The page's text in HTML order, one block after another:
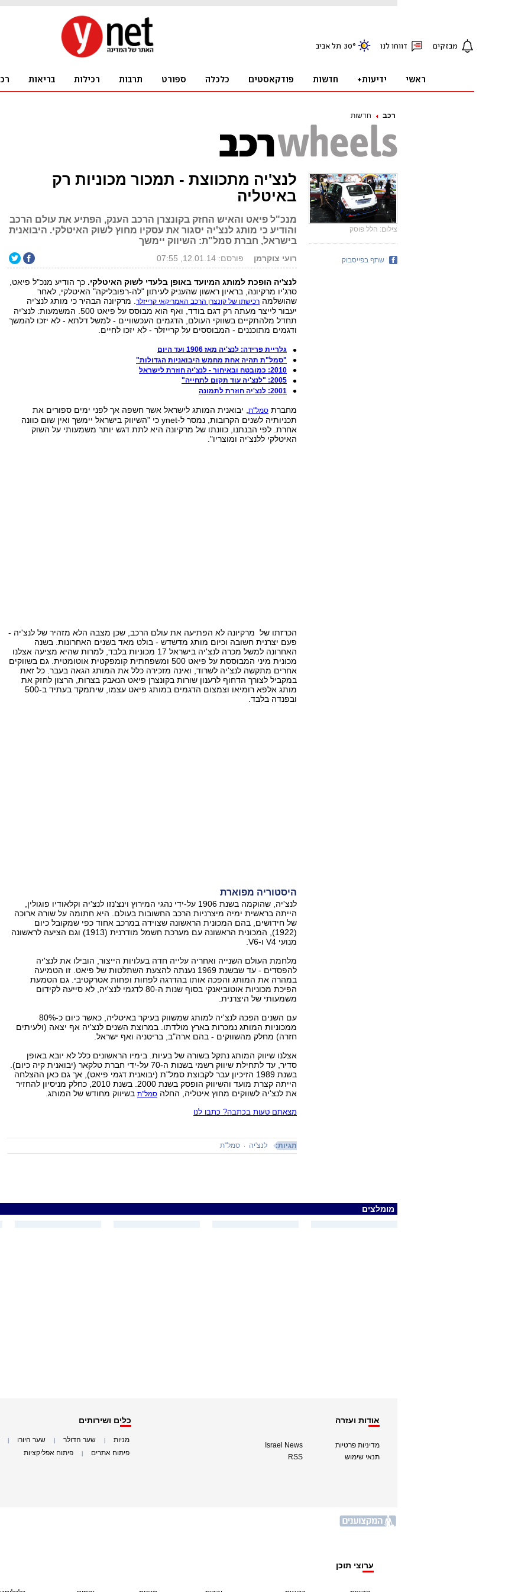
רכב חדשות
לנצ'יה מתכווצת - תמכור מכוניות רק
באיטליה
מנכ"ל פיאט והאיש החזק בקונצרן הרכב הענק, הפתיע את עולם הרכב
והודיע כי מותג לנצ'יה יסגור את עסקיו מחוץ לשוק האיטלקי. היבואנית
בישראל, חברת סמל"ת: השיווק יימשך
רועי צוקרמן פורסם: 12.01.14, 07:55
לנצ'יה הופכת למותג המיועד באופן בלעדי לשוק האיטלקי. כך הודיע מנכ"ל פיאט,
סרג'יו מרקיונה, בראיון ראשון שהעניק לעיתון "לה-רפובליקה" האיטלקי, לאחר
שהושלמה רכישתו של קונצרן הרכב האמריקאי קרייזלר. מרקיונה הבהיר כי מותג לנצ'יה
יעבור לייצר מעתה רק דגם בודד, ואף הוא מבוסס על פיאט 500. המשמעות: לנצ'יה
תחדל מלהתקיים בשווקי העולם, הדגמים העכשוויים - למשל דלתא - לא יזכו להמשך
ודגמים מתוכננים - המבוססים על קרייזלר - לא יזכו לחיים.
גלריית פרידה: לנצ'יה מאז 1906 ועד היום
"סמל"ת תהיה אחת מחמש היבואניות הגדולות"
2010: כמובטח ובאיחור - לנצ'יה חוזרת לישראל
2005: "לנצ'יה עוד תקום לתחייה"
2001: לנצ'יה חוזרת לתמונה
מחברת סמל"ת, יבואנית המותג לישראל אשר חשפה אך לפני ימים ספורים את
תכניותיה לשנים הקרובות, נמסר ל-ynet כי "השיווק בישראל יימשך ואין שום כוונה
אחרת. לפי הבנתנו, כוונתו של מרקיונה היא לתת דגש יותר משמעותי על השוק
האיטלקי ללנצ'יה ומוצריו".
הכרזתו של מרקיונה לא הפתיעה את עולם הרכב, שכן מצבה הלא מזהיר של לנצ'יה -
פעם יצרנית חשובה וכיום מותג מדשדש - בולט מאד בשנים האחרונות. בשנה
האחרונה למשל מכרה לנצ'יה בישראל 17 מכוניות בלבד, למרות שהיא מציעה אצלנו
מכונית מיני המבוססת על פיאט 500 ומשפחתית קומפקטית אוטומטית. גם בשווקים
אחרים מתקשה לנצ'יה לשרוד, ואינה מזכירה כלל את המותג הגאה בעבר. כל זאת
במקביל לצורך הדחוף לרענון שורות בקונצרן פיאט הנאבק בצרות, הרצון לחזק את
מותג אלפא רומיאו וצמצום הדגמים במותג פיאט עצמו, שיתמקד בעתיד ב-500
ובפנדה בלבד.
היסטוריה מפוארת
לנצ'יה, שהוקמה בשנת 1906 על-ידי נהגי המירוץ וינצ'נזו לנצ'יה וקלאודיו פוגולין,
הייתה בראשית ימיה מיצרניות הרכב החשובות בעולם. היא חתומה על שורה ארוכה
של חידושים, בהם המכונית הראשונה שצוידה במרכב אחוד כפי שמקובל כיום
(1922), המכונית הראשונה עם מערכת חשמל מודרנית (1913) וגם הציעה לראשונה
מנועי V4 ו-V6.
מלחמת העולם השנייה ואחריה עלייה חדה בעלויות הייצור, הובילו את לנצ'יה
להפסדים - עד שבשנת 1969 נענתה להצעת השתלטות של פיאט. זו הטמיעה
במהרה את המותג והפכה אותו בהדרגה לפחות ופחות אטרקטיבי. גם הטמעת
הפיכת מכוניות אוטוביאנקי בסוף שנות ה-80 לדגמי לנצ'יה, לא סייעה לקידום
משמעותי של היצרנית.
עם השנים הפכה לנצ'יה למותג שמשווק בעיקר באיטליה, כאשר כיום כ-80%
ממכוניות המותג נמכרות בארץ מולדתו. במרוצת השנים לנצ'יה אף יצאה (ולעיתים
חזרה) מחלק מהשווקים - בהם ארה"ב, בריטניה ואף ישראל.
אצלנו שיווק המותג נתקל בשורה של בעיות. בימיו הראשונים כלל לא יובא באופן
סדיר, עד לתחילת שיווק רשמי בשנות ה-70 על-ידי חברת טלקאר (יבואנית קיה כיום).
בשנת 1989 הזיכיון עבר לקבוצת סמל"ת (יבואנית דגמי פיאט), אך גם כאן ההצלחה
הייתה קצרת מועד והשיווק הופסק בשנת 2000. בשנת 2010, כחלק מניסיון להחזיר
את לנצ'יה לשווקים מחוץ איטליה, החלה סמל"תבשיווק מחודש של המותג.
מצאתם טעות בכתבה? כתבו לנו
תגיות: לנצ'יה סמל"ת
צילום: הלל פוסק
שתף בפייסבוק
מומלצים
אודות ועזרה
מדיניות פרטיות
תנאי שימוש
Israel News
RSS
כלים ושירותים
מניות שער הדולר שער היורו
פיתוח אתרים פיתוח אפליקציות
ערוצי תוכן